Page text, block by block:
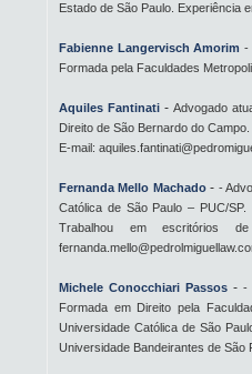
Estado de São Paulo. Experiência
Fabienne Langervisch Amorim -
Formada pela Faculdades
Aquiles Fantinati - Advogado
Direito de São Bernardo do
E-mail:
Fernanda Mello Machado- -
Católica de São Paulo – PUC/
Trabalhou em escritórios
Michele Conocchiari Passos--
Formada em Direito pela
Universidade Católica de São
Universidade Bandeirantes de São